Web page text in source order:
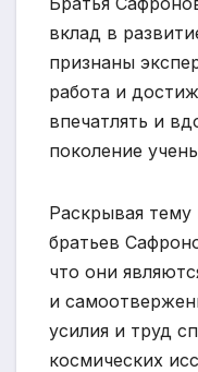
вклад в
признаны
работа и
впечатлять и
поколение
Раскрывая тему
братьев
что они
и
усилия и труд
космических